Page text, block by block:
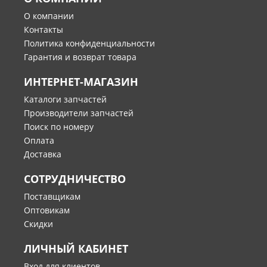
О компании
Контакты
Политика конфиденциальности
Гарантия и возврат товара
ИНТЕРНЕТ-МАГАЗИН
Каталоги запчастей
Производители запчастей
Поиск по номеру
Оплата
Доставка
СОТРУДНИЧЕСТВО
Поставщикам
Оптовикам
Скидки
ЛИЧНЫЙ КАБИНЕТ